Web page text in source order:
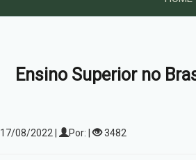
Ensino Superior no
17/08/2022 | Por: | 3482